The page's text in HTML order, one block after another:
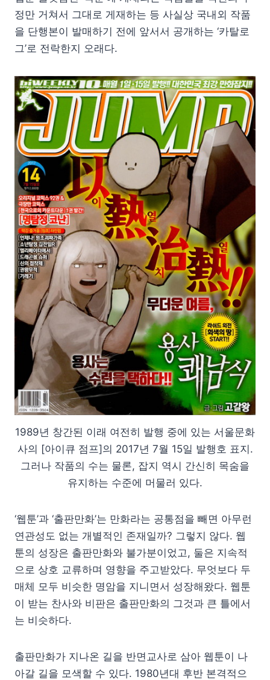
정만 거쳐서 그대로 게재하는 등 사실상 국내외 작품
을 단행본이 발매하기 전에 앞서서 공개하는 ‘카탈로
그’로 전락한지 오래다.
1989년 창간된 이래 여전히 발행 중에 있는 서울문화
사의 [아이큐 점프]의 2017년 7월 15일 발행호 표지.
그러나 작품의 수는 물론, 잡지 역시 간신히 목숨을
유지하는 수준에 머물러 있다.
‘웹툰’과 ‘출판만화’는 만화라는 공통점을 빼면 아무런
연관성도 없는 개별적인 존재일까? 그렇지 않다. 웹
툰의 성장은 출판만화와 불가분이었고, 둘은 지속적
으로 상호 교류하며 영향을 주고받았다. 무엇보다 두
매체 모두 비슷한 명암을 지니면서 성장해왔다. 웹툰
이 받는 찬사와 비판은 출판만화의 그것과 큰 틀에서
는 비슷하다.
출판만화가 지나온 길을 반면교사로 삼아 웹툰이 나
아갈 길을 모색할 수 있다. 1980년대 후반 본격적으